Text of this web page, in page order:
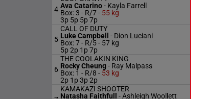
4 Ava Catarino- Kayla Farrell
Box: 3 - R/7 - 55 kg
3p 5p 5p 7p
5
CALL OF DUTY
Luke Campbell - Dion Luciani
Box: 7 - R/5 - 57 kg
5p 2p 1p 7p
6
THE COOLAKIN KING
Rocky Cheung- Ray Malpass
Box: 1 - R/8 - 53 kg
2p 1p 3p 2p
KAMAKAZI SHOOTER
Natasha Faithfull -Ashleigh Woollett